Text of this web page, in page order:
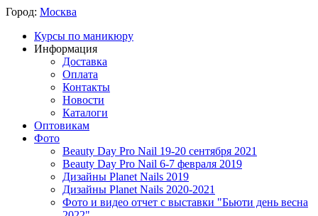
Город: Москва
Курсы по маникюру
Информация
Доставка
Оплата
Контакты
Новости
Каталоги
Оптовикам
Фото
Beauty Day Pro Nail 19-20 сентября 2021
Beauty Day Pro Nail 6-7 февраля 2019
Дизайны Planet Nails 2019
Дизайны Planet Nails 2020-2021
Фото и видео отчет с выставки "Бьюти день весна